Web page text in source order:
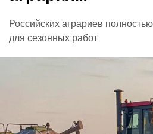
Российских аграриев
для сезонных работ